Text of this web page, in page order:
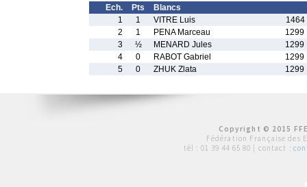
Ech. Pts
Blancs
1
1 VITRE Luis
1464
2
1 PENA Marceau
1299
3
½ MENARD Jules
1299
4
0 RABOT Gabriel
1299
5
0 ZHUK Zlata 1299
Copyright © 2015
Fédération Française des
tél : 01 39 44 65 80 | contact :